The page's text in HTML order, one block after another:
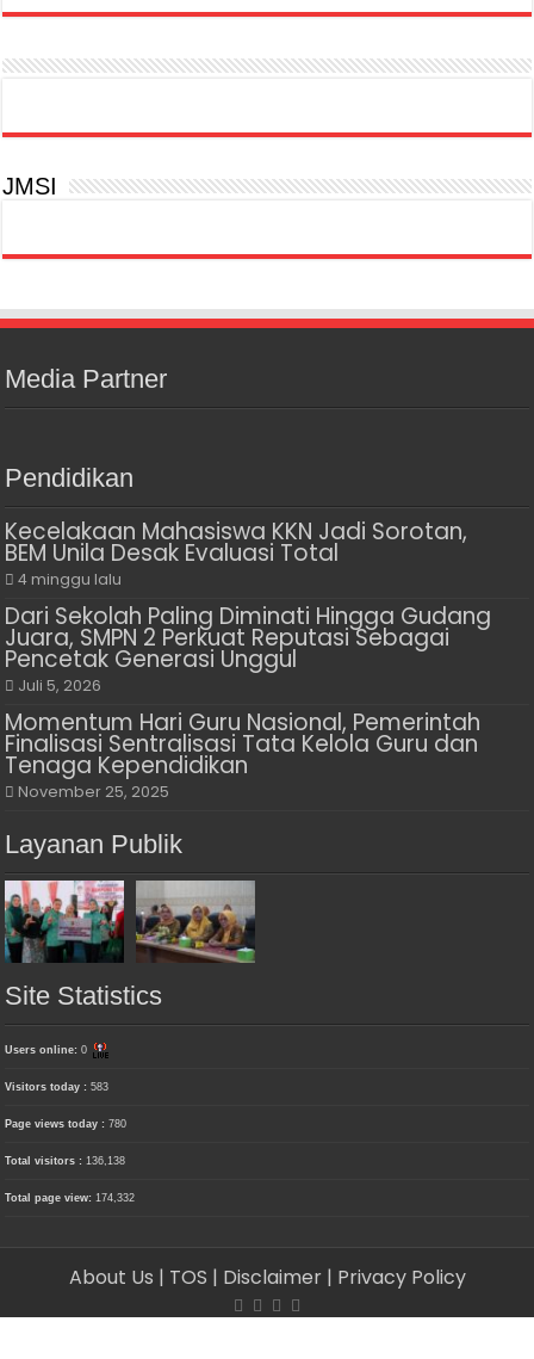
JMSI
Media Partner
Pendidikan
Kecelakaan Mahasiswa KKN Jadi Sorotan,
BEM Unila Desak Evaluasi Total
4 minggu lalu
Dari Sekolah Paling Diminati Hingga Gudang
Juara, SMPN 2 Perkuat Reputasi Sebagai
Pencetak Generasi Unggul
Juli 5, 2026
Momentum Hari Guru Nasional, Pemerintah
Finalisasi Sentralisasi Tata Kelola Guru dan
Tenaga Kependidikan
November 25, 2025
Layanan Publik
Site Statistics
Users online:0
Visitors today :583
Page views today :780
Total visitors : 136,138
Total page view: 174,332
About Us | TOS | Disclaimer | Privacy Policy